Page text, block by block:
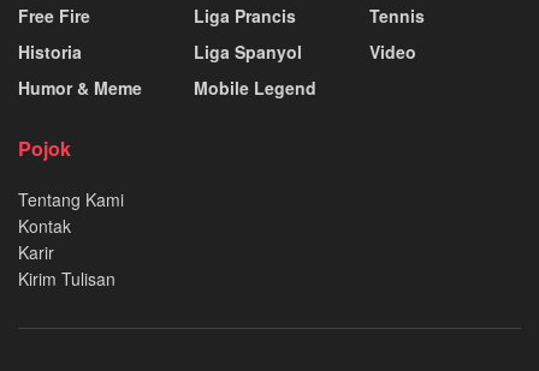
Free Fire
Historia
Humor & Meme
Liga Prancis
Liga Spanyol
Mobile Legend
Tennis
Video
Pojok
Tentang Kami
Kontak
Karir
Kirim Tulisan